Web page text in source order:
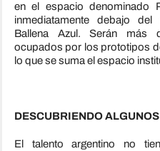
en el espacio denominado
inmediatamente debajo
Ballena Azul. Serán más
ocupados por los prototipos
lo que se suma el espacio
DESCUBRIENDO
El talento argentino no